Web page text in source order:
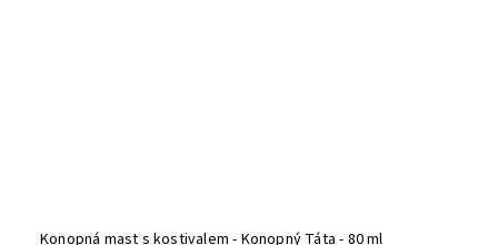
Konopná mast s kostivalem - Konopný Táta - 80 ml